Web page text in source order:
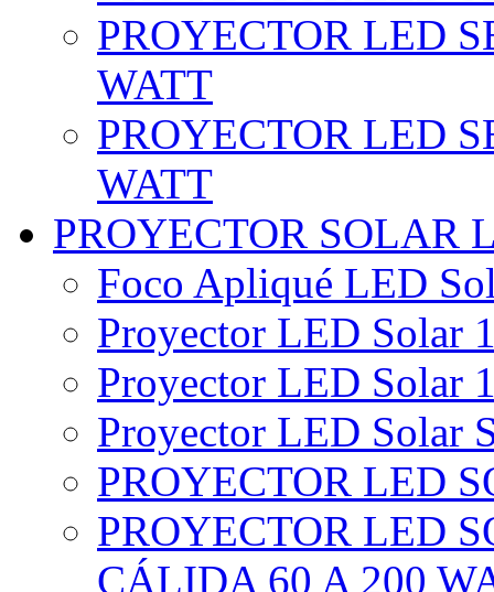
PROYECTOR LED
WATT
PROYECTOR LED
WATT
PROYECTOR SOLAR
Foco Apliqué LED
Proyector LED Solar
Proyector LED Solar
Proyector LED Solar
PROYECTOR LED
PROYECTOR LED
CÁLIDA 60 A 200